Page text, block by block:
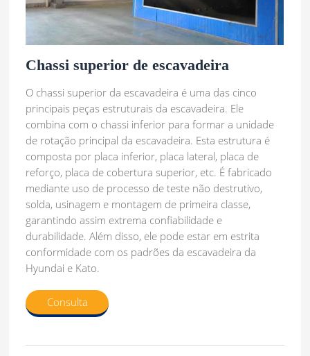
Chassi superior de escavadeira
O chassi superior da escavadeira é uma das cinco
principais peças estruturais da escavadeira. Ele
combina com o chassi inferior para formar a unidade
de rotação principal da escavadeira. Esta estrutura é
composta por placa inferior, placa lateral, placa de
reforço, placa de cobertura superior, etc. É fabricado
mediante uso de processo de teste não destrutivo,
solda, usinagem e montagem de primeira classe,
garantindo assim extrema confiabilidade e
durabilidade. Além disso, ele pode estar em estrita
conformidade com os padrões da escavadeira da
Hyundai e Kato.
Consulta